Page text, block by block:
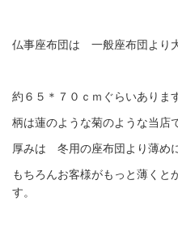
仏事座布団は 一般座布団より
約６５＊７０ｃｍぐらいありま
柄は蓮のような菊のような当店
厚みは 冬用の座布団より薄め
もちろんお客様がもっと薄くと
す。